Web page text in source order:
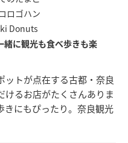
ロゴハン
Donuts
に観光も食べ歩きも楽
ットが点在する古都・奈良
けるお店がたくさんありま
きにもぴったり。奈良観光